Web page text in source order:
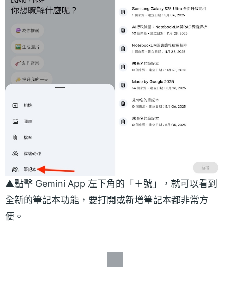
▲點擊 Gemini App 左下角的「＋號」，就可以看到
全新的筆記本功能，要打開或新增筆記本都非常方
便。